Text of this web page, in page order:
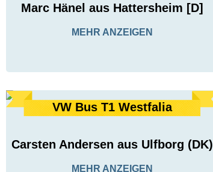
Marc Hänel aus Hattersheim [D]
MEHR ANZEIGEN
VW Bus T1 Westfalia
Carsten Andersen aus Ulfborg (DK)
MEHR ANZEIGEN